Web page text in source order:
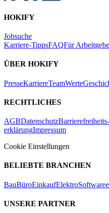
HOKIFY
Jobsuche
Karriere-TippsFAQFür
ÜBER HOKIFY
PresseKarriereTeamWerte
RECHTLICHES
AGBDatenschutzBarrierefreiheits-
erklärungImpressum
Cookie Einstellungen
BELIEBTE BRANCHEN
BauBüroEinkaufElektro
UNSERE PARTNER